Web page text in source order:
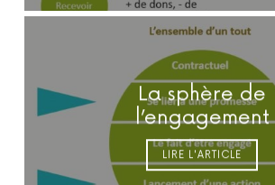
La sphère de
l’engagement
LIRE L'ARTICLE